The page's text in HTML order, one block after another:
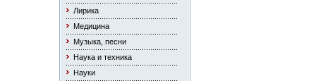
Лирика
Медицина
Музыка, песни
Наука и техника
Науки